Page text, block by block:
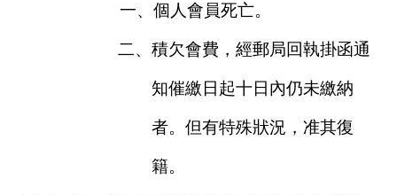
一、個人會員死亡。
二、積欠會費，經郵局回執掛函通
知催繳日起十日內仍未繳納
者。但有特殊狀況，准其復
籍。